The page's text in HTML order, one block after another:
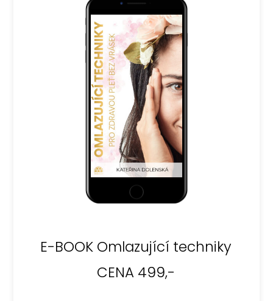
E-BOOK Omlazující techniky
CENA 499,-